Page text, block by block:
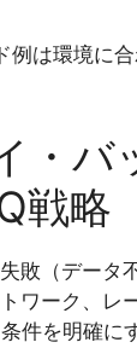
例は環境に
・バ
戦略
敗（データ
ワーク、レ
件を明確に